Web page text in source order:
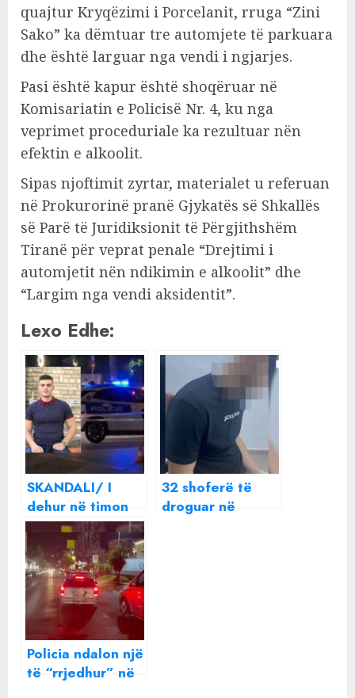
quajtur Kryqëzimi i Porcelanit, rruga “Zini
Sako” ka dëmtuar tre automjete të parkuara
dhe është larguar nga vendi i ngjarjes.
Pasi është kapur është shoqëruar në
Komisariatin e Policisë Nr. 4, ku nga
veprimet proceduriale ka rezultuar nën
efektin e alkoolit.
Sipas njoftimit zyrtar, materialet u referuan
në Prokurorinë pranë Gjykatës së Shkallës
së Parë të Juridiksionit të Përgjithshëm
Tiranë për veprat penale “Drejtimi i
automjetit nën ndikimin e alkoolit” dhe
“Largim nga vendi aksidentit”.
Lexo Edhe:
SKANDALI/ I
dehur në timon
përplasi vajzën
që po kthehej
nga puna,
gjykata e Tiranës
i heq prangat
autorit!
32 shoferë të
droguar në
Policia ndalon një
të “rrjedhur” në